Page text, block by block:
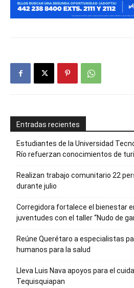
Entradas recientes
Estudiantes de la Universidad
Río refuerzan conocimientos de
Realizan trabajo comunitario 22
durante julio
Corregidora fortalece el bienestar
juventudes con el taller ‘‘Nudo de
Reúne Querétaro a especialistas
humanos para la salud
Lleva Luis Nava apoyos para el
Tequisquiapan